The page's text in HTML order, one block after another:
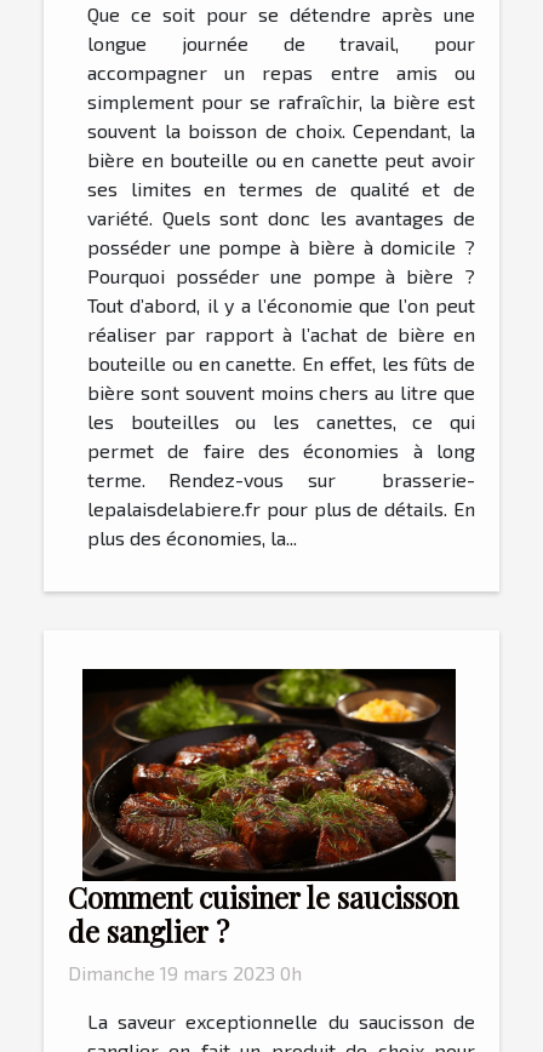
Que ce soit pour se détendre après une
longue journée de travail, pour
accompagner un repas entre amis ou
simplement pour se rafraîchir, la bière est
souvent la boisson de choix. Cependant, la
bière en bouteille ou en canette peut avoir
ses limites en termes de qualité et de
variété. Quels sont donc les avantages de
posséder une pompe à bière à domicile ?
Pourquoi posséder une pompe à bière ?
Tout d’abord, il y a l’économie que l’on peut
réaliser par rapport à l’achat de bière en
bouteille ou en canette. En effet, les fûts de
bière sont souvent moins chers au litre que
les bouteilles ou les canettes, ce qui
permet de faire des économies à long
terme. Rendez-vous sur brasserie-
lepalaisdelabiere.fr pour plus de détails. En
plus des économies, la...
Comment cuisiner le saucisson
de sanglier ?
Dimanche 19 mars 2023 0h
La saveur exceptionnelle du saucisson de